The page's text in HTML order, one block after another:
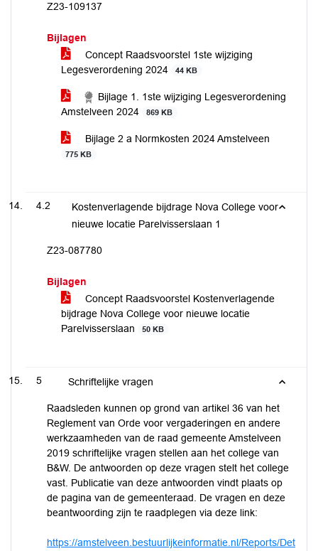
Z23-109137
Bijlagen
Concept Raadsvoorstel 1ste wijziging
Legesverordening 2024
44 KB
Bijlage 1. 1ste wijziging Legesverordening
Amstelveen 2024
869 KB
Bijlage 2 a Normkosten 2024 Amstelveen
775 KB
4.2
Kostenverlagende bijdrage Nova College voor
nieuwe locatie Parelvisserslaan 1
Z23-087780
Bijlagen
Concept Raadsvoorstel Kostenverlagende
bijdrage Nova College voor nieuwe locatie
Parelvisserslaan
50 KB
5 Schriftelijke vragen
Raadsleden kunnen op grond van artikel 36 van het
Reglement van Orde voor vergaderingen en andere
werkzaamheden van de raad gemeente Amstelveen
2019 schriftelijke vragen stellen aan het college van
B&W. De antwoorden op deze vragen stelt het college
vast. Publicatie van deze antwoorden vindt plaats op
de pagina van de gemeenteraad. De vragen en deze
beantwoording zijn te raadplegen via deze link:
https://amstelveen.bestuurlijkeinformatie.nl/Reports/Det